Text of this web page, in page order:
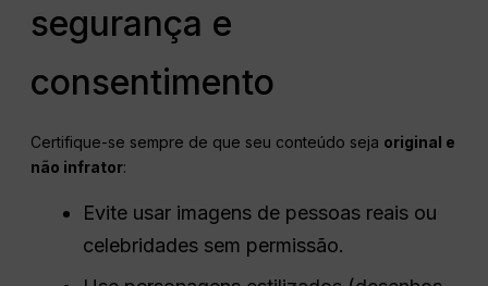
segurança e
consentimento
Certifique-se sempre de que seu conteúdo seja original e
não infrator:
Evite usar imagens de pessoas reais ou
celebridades sem permissão.